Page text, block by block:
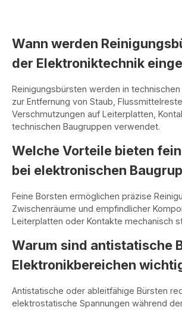
Wann werden
der Elektroniktechnik
Reinigungsbürsten werden in
zur Entfernung von Staub,
Verschmutzungen auf Leiterplatten,
technischen Baugruppen verwendet.
Welche Vorteile bieten
bei elektronischen
Feine Borsten ermöglichen präzise
Zwischenräume und empfindlicher
Leiterplatten oder Kontakte mechanisch
Warum sind antistatische
Elektronikbereichen
Antistatische oder ableitfähige Bürsten
elektrostatische Spannungen während